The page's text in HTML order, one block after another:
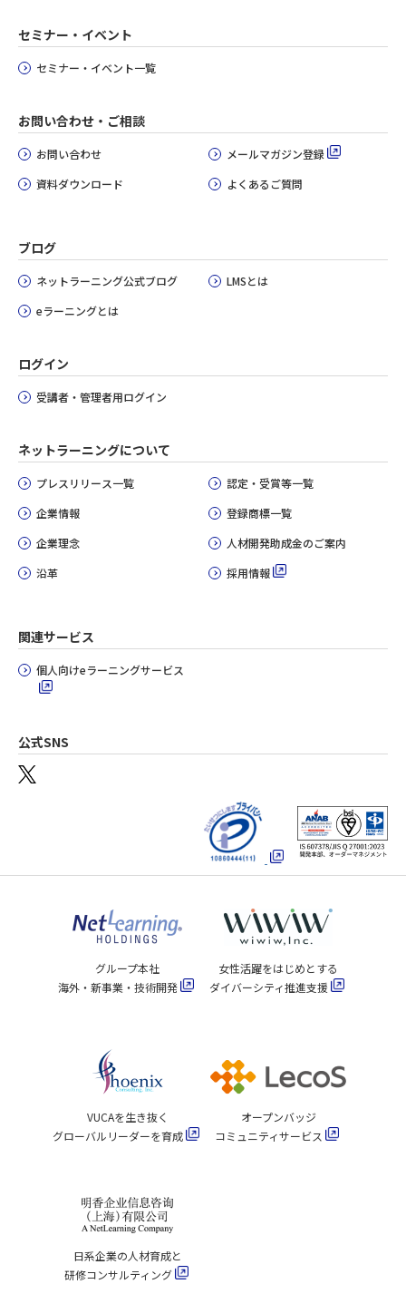
セミナー・イベント
セミナー・イベント一覧
お問い合わせ・ご相談
お問い合わせ
資料ダウンロード
メールマガジン登録
よくあるご質問
ブログ
ネットラーニング公式ブログ
eラーニングとは
LMSとは
ログイン
受講者・管理者用ログイン
ネットラーニングについて
プレスリリース一覧
企業情報
企業理念
沿革
認定・受賞等一覧
登録商標一覧
人材開発助成金のご案内
採用情報
関連サービス
個人向けeラーニングサービス
公式SNS
グループ本社
海外・新事業・技術開発
女性活躍をはじめとする
ダイバーシティ推進支援
VUCAを生き抜く
グローバルリーダーを育成
オープンバッジ
コミュニティサービス
日系企業の人材育成と
研修コンサルティング